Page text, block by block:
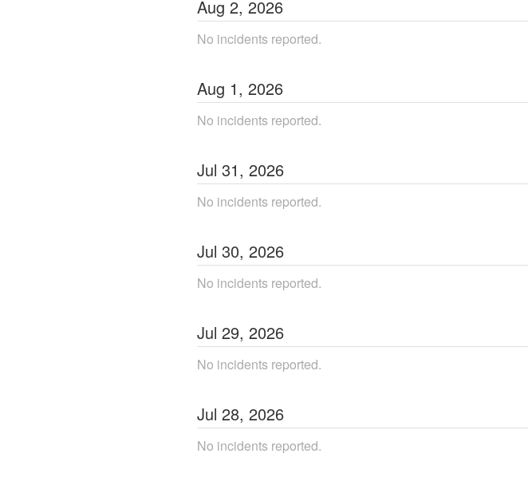
Aug 2, 2026
No incidents reported.
Aug 1, 2026
No incidents reported.
Jul 31, 2026
No incidents reported.
Jul 30, 2026
No incidents reported.
Jul 29, 2026
No incidents reported.
Jul 28, 2026
No incidents reported.